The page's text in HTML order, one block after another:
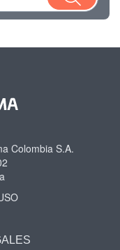
Colombia S.A.